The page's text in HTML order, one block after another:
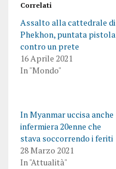
Correlati
Assalto alla cattedrale di
Phekhon, puntata pistola
contro un prete
16 Aprile 2021
In "Mondo"
In Myanmar uccisa anche
infermiera 20enne che
stava soccorrendo i feriti
28 Marzo 2021
In "Attualità"